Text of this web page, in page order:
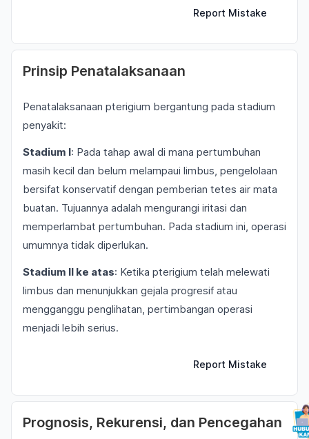
Report Mistake
Prinsip Penatalaksanaan
Penatalaksanaan pterigium bergantung pada stadium
penyakit:
Stadium I: Pada tahap awal di mana pertumbuhan
masih kecil dan belum melampaui limbus, pengelolaan
bersifat konservatif dengan pemberian tetes air mata
buatan. Tujuannya adalah mengurangi iritasi dan
memperlambat pertumbuhan. Pada stadium ini, operasi
umumnya tidak diperlukan.
Stadium II ke atas: Ketika pterigium telah melewati
limbus dan menunjukkan gejala progresif atau
mengganggu penglihatan, pertimbangan operasi
menjadi lebih serius.
Report Mistake
Prognosis, Rekurensi, dan Pencegahan